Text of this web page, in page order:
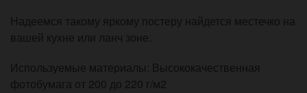
Надеемся такому яркому постеру найдется местечко на
вашей кухне или ланч зоне.
Используемые материалы: Высококачественная
фотобумага от 200 до 220 г/м2